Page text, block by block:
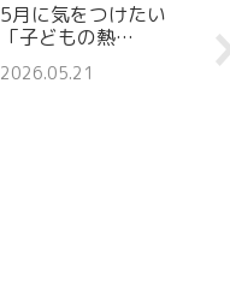
5月に気をつけたい
「子どもの熱…
2026.05.21